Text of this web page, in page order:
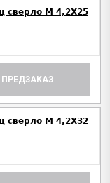
сверло М 4,2Х25
ПРЕДЗАКАЗ
сверло М 4,2Х32